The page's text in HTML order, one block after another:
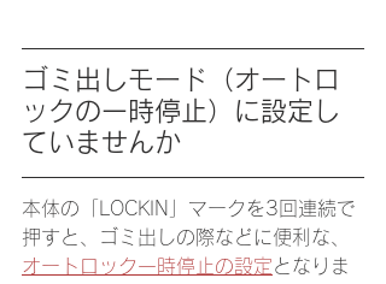
ゴミ出しモード（オートロ
ックの一時停止）に設定し
ていませんか
本体の「LOCKIN」マークを3回連続で
押すと、ゴミ出しの際などに便利な、
オートロック一時停止の設定となりま